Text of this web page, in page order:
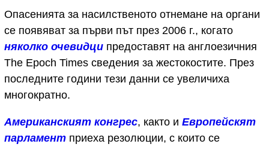
Опасенията за насилственото отнемане на органи
се появяват за първи път през 2006 г., когато
няколко очевидци предоставят на англоезичния
The Epoch Times сведения за жестокостите. През
последните години тези данни се увеличиха
многократно.
Американският конгрес, както и Европейскят
парламент приеха резолюции, с които се